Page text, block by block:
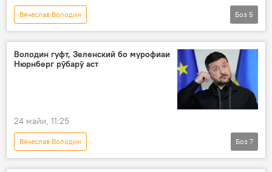
Вячеслав Володин
Амалиёти вижаи Русия барои ҳимояи Донбасс: охирин хабарҳо
Украина
ҳамлаи террористӣ
Боз 5
Володин гуфт, Зеленский бо мурофиаи
Нюрнберг рӯбарӯ аст
24 майи, 11:25
Вячеслав Володин
Амалиёти вижаи Русия барои ҳимояи Донбасс: охирин хабарҳо
Боз 7